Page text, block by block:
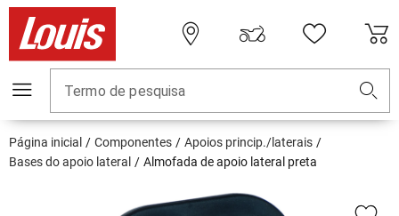
Termo de pesquisa
Página inicial Componentes
Apoios princip./laterais
Bases do apoio lateral
Almofada de apoio lateral preta